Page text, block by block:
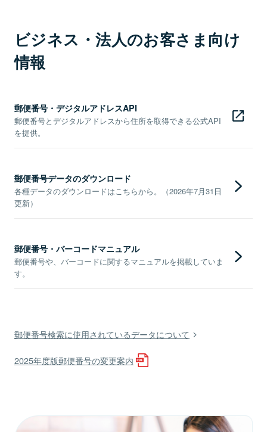
ビジネス・法人のお客さま向け
情報
郵便番号・デジタルアドレスAPI
郵便番号とデジタルアドレスから住所を取得できる公式API
を提供。
郵便番号データのダウンロード
各種データのダウンロードはこちらから。（2026年7月31日
更新）
郵便番号・バーコードマニュアル
郵便番号や、バーコードに関するマニュアルを掲載していま
す。
郵便番号検索に使用されているデータについて
2025年度版郵便番号の変更案内